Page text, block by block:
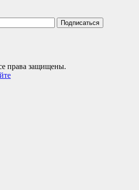
Подписаться
права защищены.